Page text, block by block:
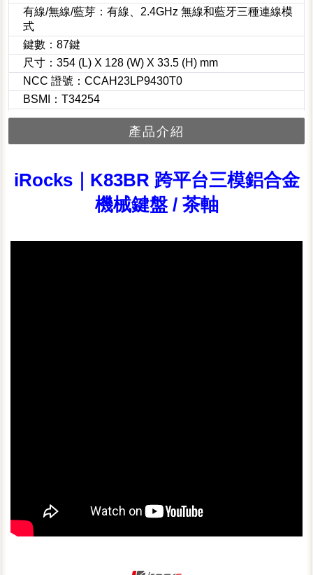
有線/無線/藍芽：有線、2.4GHz 無線和藍牙三種連線模
式
鍵數：87鍵
尺寸：354 (L) X 128 (W) X 33.5 (H) mm
NCC 證號：CCAH23LP9430T0
BSMI：T34254
產品介紹
iRocks｜K83BR 跨平台三模鋁合金
機械鍵盤 / 茶軸